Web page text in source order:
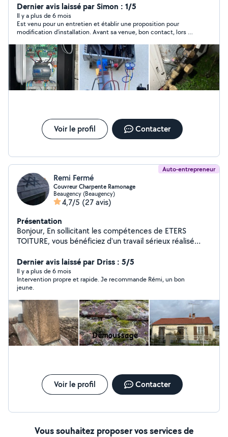
plomberie cuivre, per ou multicouche. Pose, entretien
et réparation pompe à chaleur (eau-eau, air-eau). Pose
entretien et réparation climatisation. Mise en service
pompe à chaleur et climatisation.
Dernier avis laissé par Simon : 1/5
Il y a plus de 6 mois
Est venu pour un entretien et établir une proposition pour
modification d'installation. Avant sa venue, bon contact, lors de
pour chiffrer la Modif et promesse de revenir vers moi sous
24h. Depuis plus de nouvelles, la pac était en mode forcé, pas
trop grave pour moi. Par contre le capot de l'unité extérieure
était mal remis. Risque en lien avec l'humidité. Très déçu du
travail après coup et du contact commercial à la suite car 0
réponses.
Voir le profil Contacter
Auto-entrepreneur
Remi Fermé
Couvreur Charpente Ramonage
Beaugency (Beaugency)
4,7/5 (27 avis)
Présentation
Bonjour, En sollicitant les compétences de ETERS
TOITURE, vous bénéficiez d'un travail sérieux réalisé
réparation ou le dépannage, nos professionnels
s'engagent à vous fournir des prestations qui
correspondent pleinement à vos attentes. Neuf ou
Rénovation ! Couverture ( Tuiles , Ardoises , etc )
Charpente Zinguerie & Gouttières VELUX Démoussage
& Nettoyage Toiture Ramonage ( Contrat ramonage )
Certifier avec assurance et décennal !
Dernier avis laissé par Driss : 5/5
Il y a plus de 6 mois
Intervention propre et rapide. Je recommande Rémi, un bon
jeune.
Voir le profil Contacter
Vous souhaitez proposer vos services de